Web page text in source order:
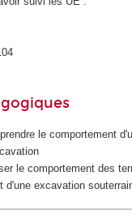
le comportement
le comportement des
d'une excavation